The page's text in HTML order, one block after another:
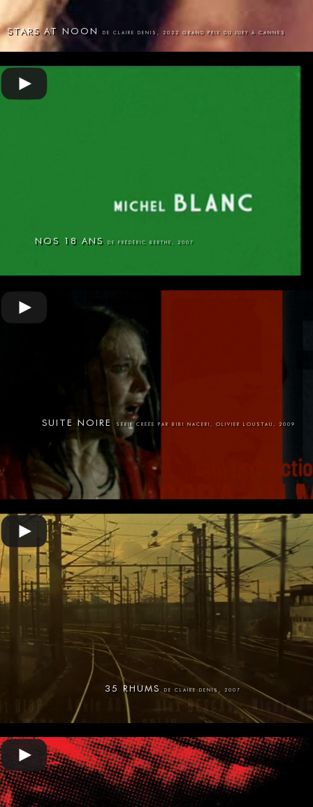
STARS AT NOON DE CLAIRE DENIS, 2022 GRAND PRIX DU JURY À CANNES
NOS 18 ANS DE FRÉDÉRIC BERTHE, 2007
SUITE NOIRE SÉRIE CRÉÉE PAR BIBI NACERI, OLIVIER LOUSTAU, 2009
35 RHUMS DE CLAIRE DENIS, 2007